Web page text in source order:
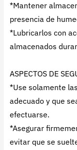
*Mantener
presencia de
*Lubricarlos con
almacenados
ASPECTOS DE
*Use solamente
adecuado y que
efectuarse.
*Asegurar
evitar que se